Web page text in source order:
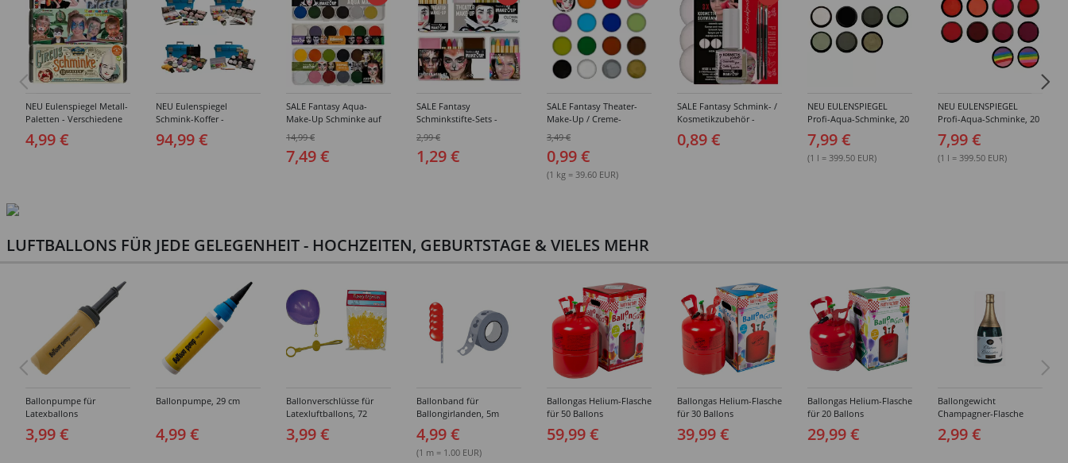
NEU Eulenspiegel Metall-
Paletten - Verschiedene
Sets
4,99 €
NEU Eulenspiegel
Schmink-Koffer -
Verschiedene
Ausführungen
94,99 €
SALE Fantasy Aqua-
Make-Up Schminke auf
Wasserbasis, Malkästen /
Paletten - Verschiedene
Ausführungen
14,99 €
7,49 €
SALE Fantasy
Schminkstifte-Sets -
Verschiedene
Ausführungen
2,99 €
1,29 €
SALE Fantasy Theater-
Make-Up / Creme-
Schminke auf Fettbasis,
25g - Verschiedene
Karnevalsfarben
3,49 €
0,99 €
(1 kg = 39.60 EUR)
SALE Fantasy Schmink- /
Kosmetikzubehör -
Verschiedene Artikel
0,89 €
NEU EULENSPIEGEL
Profi-Aqua-Schminke, 20
ml, Weiß- / Schwarz- &
Grau-Töne -
Verschiedene Farben
7,99 €
(1 l = 399.50 EUR)
NEU EULENSPIEGEL
Profi-Aqua-Schminke, 20
ml, Rot-Töne -
Verschiedene Farben
7,99 €
(1 l = 399.50 EUR)
LUFTBALLONS FÜR JEDE GELEGENHEIT - HOCHZEITEN, GEBURTSTAGE & VIELES MEHR
Ballonpumpe für
Latexballons
3,99 €
Ballonpumpe, 29 cm
4,99 €
Ballonverschlüsse für
Latexluftballons, 72
Stück
3,99 €
Ballonband für
Ballongirlanden, 5m
Deko-Band aus PVC
4,99 €
(1 m = 1.00 EUR)
Ballongas Helium-Flasche
für 50 Ballons
59,99 €
Ballongas Helium-Flasche
für 30 Ballons
39,99 €
Ballongas Helium-Flasche
für 20 Ballons
29,99 €
Ballongewicht
Champagner-Flasche
2,99 €